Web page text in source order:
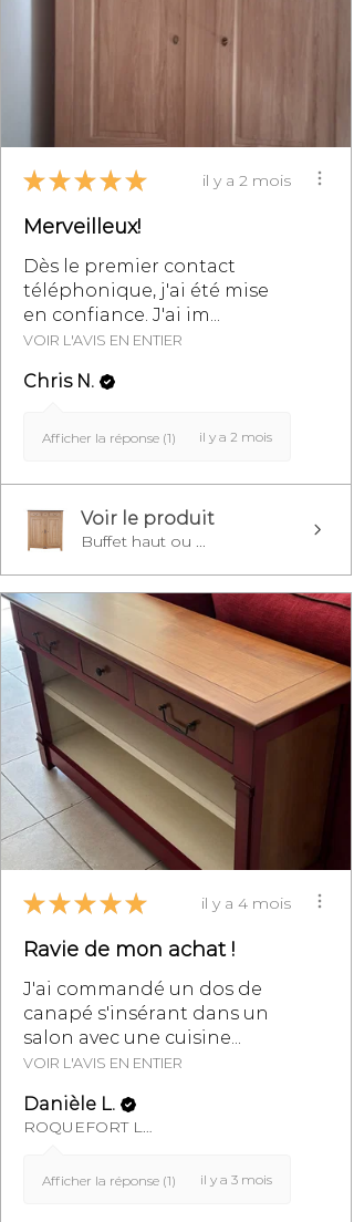
particulièrement au §8.
★ ★ ★ ★ ★ il y a 2 mois
Merveilleux!
Dès le premier contact
téléphonique, j'ai été mise
en confiance. J'ai im...
VOIR L'AVIS EN ENTIER
Chris N.
Afficher la réponse (1) il y a 2 mois
Voir le produit
Buffet haut ou ...
★ ★ ★ ★ ★ il y a 4 mois
Ravie de mon achat !
J'ai commandé un dos de
canapé s'insérant dans un
salon avec une cuisine...
VOIR L'AVIS EN ENTIER
Danièle L.
ROQUEFORT LES PINS, FR-PAC
Afficher la réponse (1) il y a 3 mois